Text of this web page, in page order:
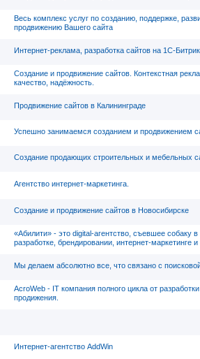
Весь комплекс услуг по созданию, поддержке,
продвижению Вашего сайта
Интернет-реклама, разработка сайтов на 1С-
Создание и продвижение сайтов. Контекстная
качество, надёжность.
Продвижение сайтов в Калининграде
Успешно занимаемся созданием и продвижением
Создание продающих строительных и мебельных
Агентство интернет-маркетинга.
Создание и продвижение сайтов в Новосибирске
«Абилити» - это digital-агентство, съевшее собаку в
разработке, брендировании, интернет-маркетинге и
Мы делаем абсолютно все, что связано с
AcroWeb - IT компания полного цикла от
продижения.
Интернет-агентство AddWin